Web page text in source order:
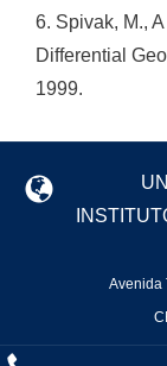
6. Spivak, M.,
Differential
1999.
Avenida